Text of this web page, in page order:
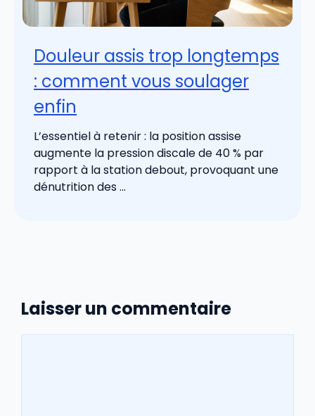
Douleur assis trop longtemps
: comment vous soulager
enfin
L’essentiel à retenir : la position assise
augmente la pression discale de 40 % par
rapport à la station debout, provoquant une
dénutrition des ...
Laisser un commentaire